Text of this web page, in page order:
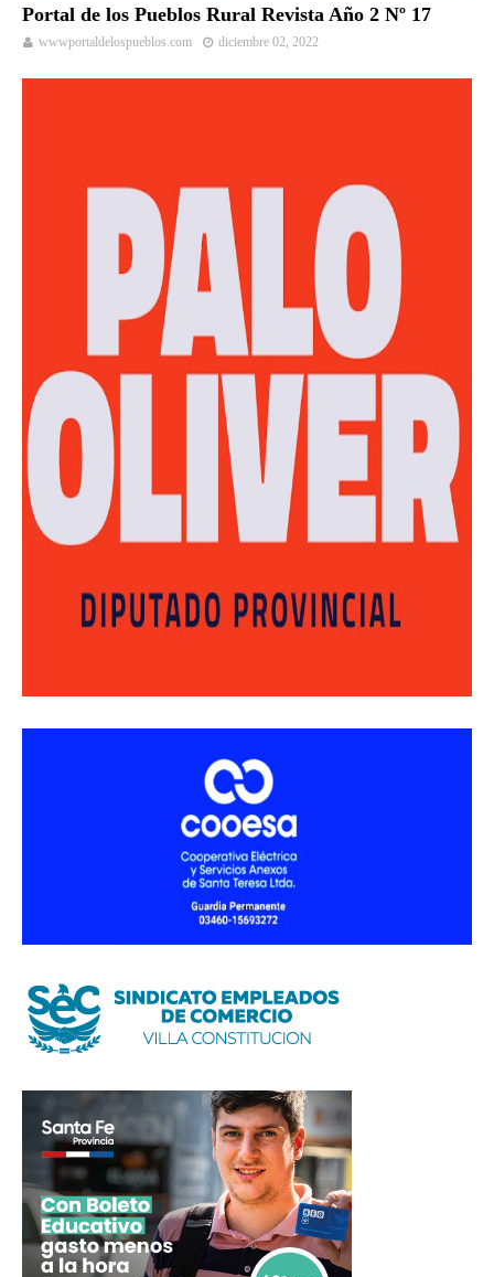
Portal de los Pueblos Rural Revista Año 2 Nº 17
wwwportaldelospueblos.com diciembre 02, 2022